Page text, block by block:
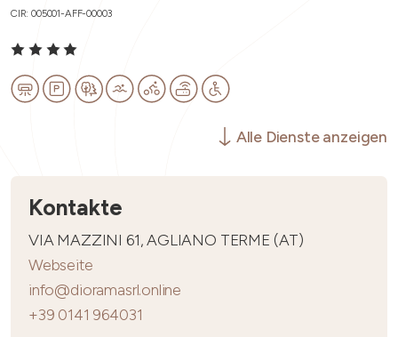
CIR: 005001-AFF-00003
Alle Dienste anzeigen
Kontakte
VIA MAZZINI 61, AGLIANO TERME (AT)
Webseite
info@dioramasrl.online
+39 0141 964031